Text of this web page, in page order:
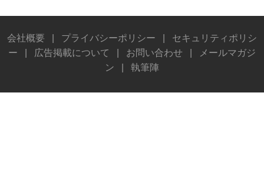
会社概要 プライバシーポリシー
セキュリティポリシ
ー
広告掲載について お問い合わせ
メールマガジ
ン
執筆陣